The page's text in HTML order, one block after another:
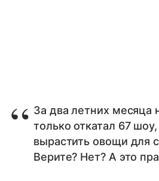
За два летних месяца
только откатал 67
вырастить овощи для
Верите? Нет? А это